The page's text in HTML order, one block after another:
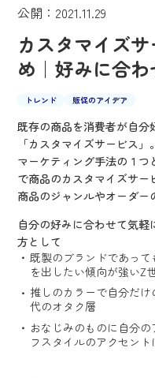
公開：2021.11.29
カスタマイズ
め｜好みに合
トレンド 販促のアイデア
既存の商品を消費者が自分
「カスタマイズサービス」。
マーケティング手法の１つ
で商品のカスタマイズサー
商品のジャンルやオーダー
自分の好みに合わせて気
方として
既製のブランドであっ
を出したい傾向が強いZ
推しのカラーで自分だ
代のオタク層
おなじみのものに自分
フスタイルのアクセン